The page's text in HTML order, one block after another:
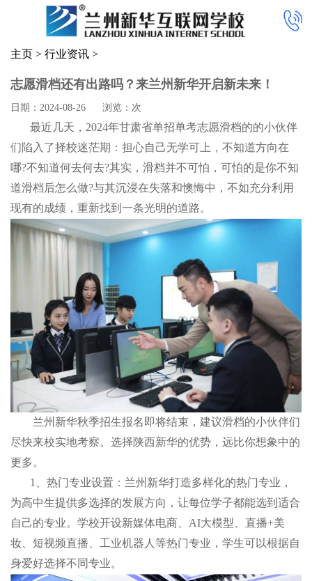
主页 > 行业资讯 >
志愿滑档还有出路吗？来兰州新华开启新未来！
日期：2024-08-26 浏览： 次
最近几天，2024年甘肃省单招单考志愿滑档的的小伙伴
们陷入了择校迷茫期：担心自己无学可上，不知道方向在
哪?不知道何去何去?其实，滑档并不可怕，可怕的是你不知
道滑档后怎么做?与其沉浸在失落和懊悔中，不如充分利用
现有的成绩，重新找到一条光明的道路。
兰州新华秋季招生报名即将结束，建议滑档的小伙伴们
尽快来校实地考察。选择陕西新华的优势，远比你想象中的
更多。
1、热门专业设置：兰州新华打造多样化的热门专业，
为高中生提供多选择的发展方向，让每位学子都能选到适合
自己的专业。学校开设新媒体电商、AI大模型、直播+美
妆、短视频直播、工业机器人等热门专业，学生可以根据自
身爱好选择不同专业。